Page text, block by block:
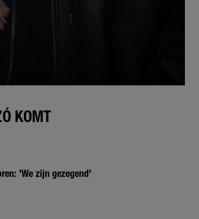
KOMT
'We zijn gezegend'